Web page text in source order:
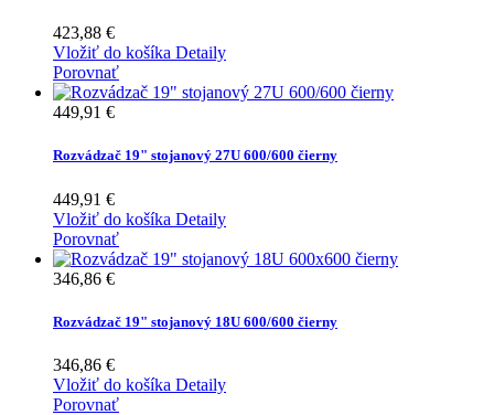
423,88 €
Vložiť do košíka Detaily
Porovnať
449,91 €
Rozvádzač 19" stojanový 27U 600/600 čierny
449,91 €
Vložiť do košíka Detaily
Porovnať
346,86 €
Rozvádzač 19" stojanový 18U 600/600 čierny
346,86 €
Vložiť do košíka Detaily
Porovnať